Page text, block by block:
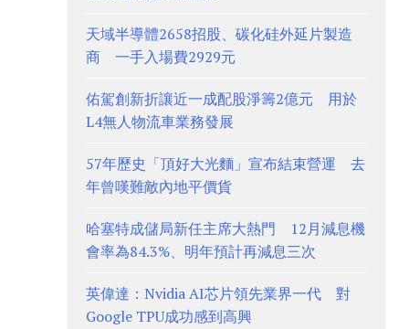
天域半導體2658招股、碳化硅外延片製造
商 一手入場費2929元
佑駕創新折讓近一成配股淨籌2億元 用於
L4無人物流車業務發展
57年歷史「頂好大光麵」宣布結束營運 去
年曾嘆難敵內地平價貨
哈塞特成儲局新任主席大熱門 12月減息機
會率為84.3%、明年預計再減息三次
英偉達：Nvidia AI芯片領先業界一代 對
Google TPU成功感到高興